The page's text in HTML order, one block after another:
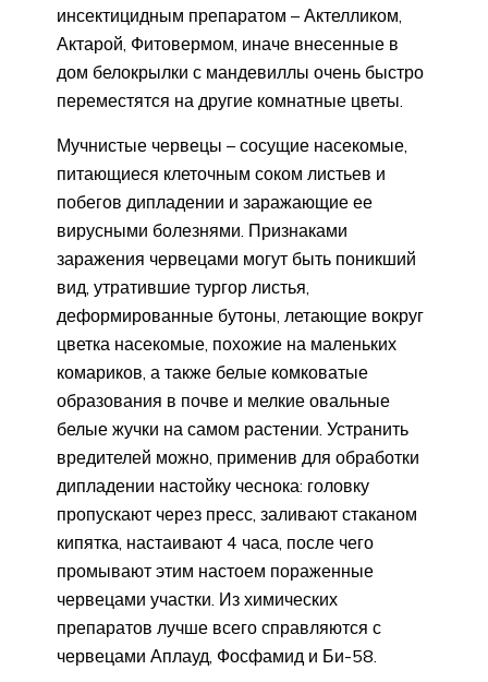
инсектицидным препаратом – Актелликом,
Актарой, Фитовермом, иначе внесенные в
дом белокрылки с мандевиллы очень быстро
переместятся на другие комнатные цветы.
Мучнистые червецы – сосущие насекомые,
питающиеся клеточным соком листьев и
побегов дипладении и заражающие ее
вирусными болезнями. Признаками
заражения червецами могут быть поникший
вид, утратившие тургор листья,
деформированные бутоны, летающие вокруг
цветка насекомые, похожие на маленьких
комариков, а также белые комковатые
образования в почве и мелкие овальные
белые жучки на самом растении. Устранить
вредителей можно, применив для обработки
дипладении настойку чеснока: головку
пропускают через пресс, заливают стаканом
кипятка, настаивают 4 часа, после чего
промывают этим настоем пораженные
червецами участки. Из химических
препаратов лучше всего справляются с
червецами Аплауд, Фосфамид и Би-58.